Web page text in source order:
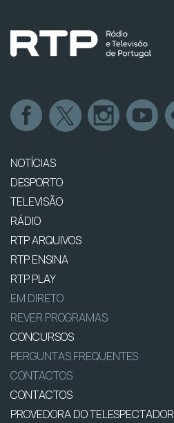
NOTÍCIAS
DESPORTO
TELEVISÃO
RÁDIO
RTP ARQUIVOS
RTP ENSINA
RTP PLAY
EM DIRETO
REVER PROGRAMAS
CONCURSOS
PERGUNTAS FREQUENTES
CONTACTOS
CONTACTOS
PROVEDORA DO TELESPECTADOR